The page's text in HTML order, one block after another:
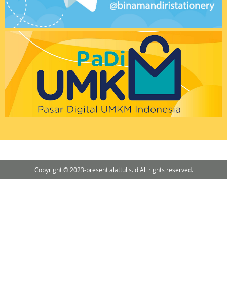
Copyright © 2023-present alattulis.id All rights reserved.